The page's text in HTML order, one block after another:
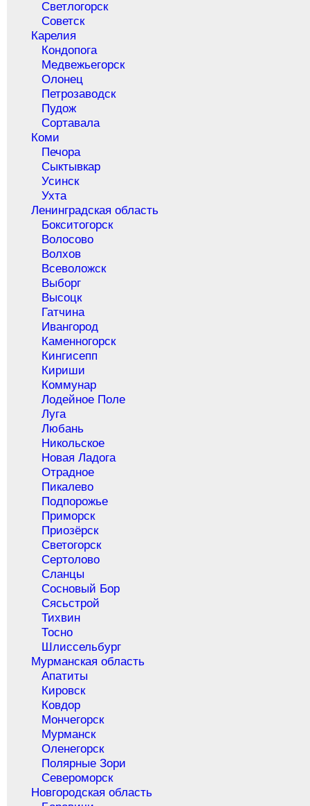
Светлогорск
Советск
Карелия
Кондопога
Медвежьегорск
Олонец
Петрозаводск
Пудож
Сортавала
Коми
Печора
Сыктывкар
Усинск
Ухта
Ленинградская область
Бокситогорск
Волосово
Волхов
Всеволожск
Выборг
Высоцк
Гатчина
Ивангород
Каменногорск
Кингисепп
Кириши
Коммунар
Лодейное Поле
Луга
Любань
Никольское
Новая Ладога
Отрадное
Пикалево
Подпорожье
Приморск
Приозёрск
Светогорск
Сертолово
Сланцы
Сосновый Бор
Сясьстрой
Тихвин
Тосно
Шлиссельбург
Мурманская область
Апатиты
Кировск
Ковдор
Мончегорск
Мурманск
Оленегорск
Полярные Зори
Североморск
Новгородская область